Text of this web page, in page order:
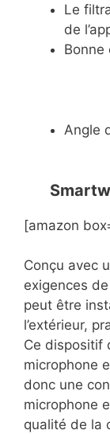
Le
de
Bonne
Angle
[amazon
Conçu avec
exigences
peut être
l’extérieur,
Ce dispositif
microphone
donc une
microphone
qualité de la